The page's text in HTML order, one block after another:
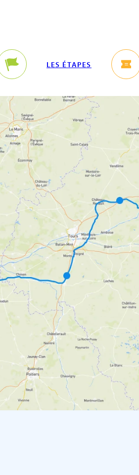
LES ÉTAPES